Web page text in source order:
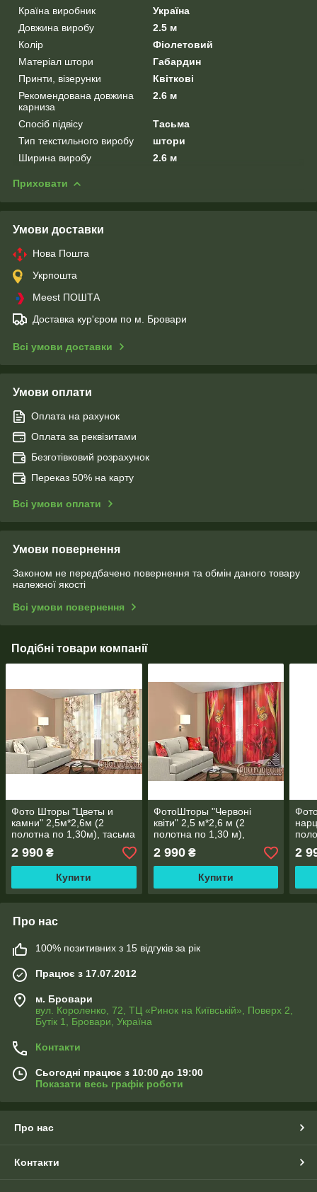
Країна виробник
Україна
Довжина виробу
2.5 м
Колір
Фіолетовий
Матеріал штори
Габардин
Принти, візерунки
Квіткові
Рекомендована довжина
карниза
2.6 м
Спосіб підвісу
Тасьма
Тип текстильного виробу
штори
Ширина виробу
2.6 м
Приховати
Умови доставки
Нова Пошта
Укрпошта
Meest ПОШТА
Доставка кур'єром по м. Бровари
Всі умови доставки
Умови оплати
Оплата на рахунок
Оплата за реквізитами
Безготівковий розрахунок
Переказ 50% на карту
Всі умови оплати
Умови повернення
Законом не передбачено повернення та обмін даного товару
належної якості
Всі умови повернення
Подібні товари компанії
Фото Шторы "Цветы и
камни" 2,5м*2,6м (2
полотна по 1,30м), тасьма
2 990 ₴
Купити
ФотоШторы "Червоні
квіти" 2,5 м*2,6 м (2
полотна по 1,30 м),
тасьма
2 990₴
Купити
2
Про нас
100% позитивних з 15 відгуків за рік
Працює з 17.07.2012
м. Бровари
вул. Короленко, 72, ТЦ «Ринок на Київській», Поверх 2,
Бутік 1, Бровари, Україна
Контакти
Сьогодні працює з 10:00 до 19:00
Показати весь графік роботи
Про нас
Контакти